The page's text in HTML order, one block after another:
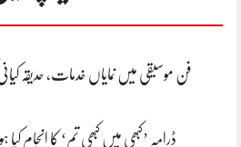
فن موسیقی میں نمایاں خدمات، حدیقہ کیانی
ڈرامہ ’کبھی میں کبھی تم‘ کا انجام